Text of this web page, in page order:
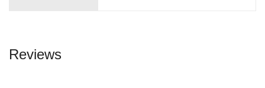
Reviews